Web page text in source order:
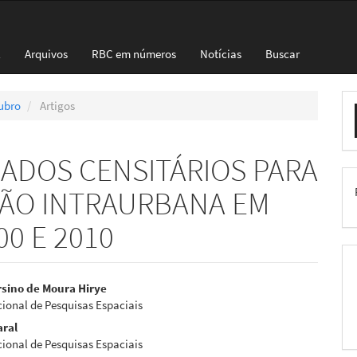
Arquivos RBC em números Notícias Buscar
Artigos
CENSITÁRIOS PARA
INTRAURBANA EM
E 2010
de Moura Hirye
de Pesquisas Espaciais
de Pesquisas Espaciais